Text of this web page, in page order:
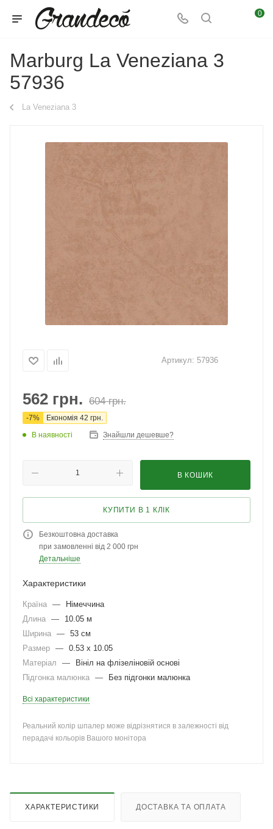
0
Marburg La Veneziana 3
57936
La Veneziana 3
Артикул: 57936
562 грн. 604грн.
-7% Економія 42 грн.
В наявності
Знайшли дешевше?
В КОШИК
КУПИТИ В 1 КЛІК
Безкоштовна доставка
при замовленні від 2 000 грн
Детальніше
Характеристики
Країна —
Німеччина
Длина —
10.05 м
Ширина — 53 см
Размер — 0.53 x 10.05
Матеріал
—
Вініл на флізеліновій основі
Підгонка малюнка — Без підгонки малюнка
Всі характеристики
Реальний колір шпалер може відрізнятися в залежності від
перадачі кольорів Вашого монітора
ХАРАКТЕРИСТИКИ ДОСТАВКА ТА ОПЛАТА